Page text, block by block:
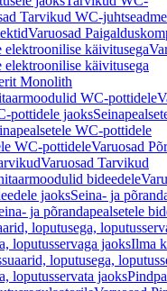
Tarvikud WC-
Varuosad
elektroonilise käivitusega
elektroonilise käivitusega
Monolith
WC-pottidele
pottidele jaoks
WC-pottidele
WC-pottideleVaruosad
Varuosad Tarvikud
bideedele
jaoksSeina- ja
ja põrandapealsetele
loputusega,
loputusservaga jaoksIlma
loputusega,
loputusservata jaoks